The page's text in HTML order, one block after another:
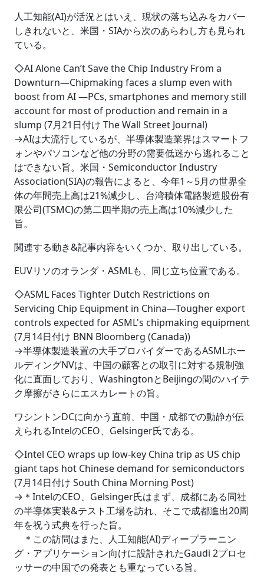
人工知能(AI)が活況とはいえ、現状の落ち込みをカバー
しきれないと、米国・SIAから次のあらわし方も見られ
ている。
◇AI Alone Can’t Save the Chip Industry From a
Downturn―Chipmaking faces a slump even with
boost from AI ―PCs, smartphones and memory still
account for most of production and remain in a
slump (7月21日付け The Wall Street Journal)
→AIは大流行しているが、半導体製造業界はスマートフ
ォンやパソコンなど他の分野の需要低迷から逃れること
はできない旨。米国・Semiconductor Industry
Association(SIA)の報告によると、今年1～5月の世界全
体の年間売上高は21%減少し、台湾積体電路製造股份有
限公司(TSMC)の第二四半期の売上高は10%減少した
旨。
関連する動き&記事内容をいくつか、取り出している。
EUVリソのオランダ・ASMLも、同じ立ち位置である。
◇ASML Faces Tighter Dutch Restrictions on
Servicing Chip Equipment in China―Tougher export
controls expected for ASML's chipmaking equipment
(7月14日付け BNN Bloomberg (Canada))
→半導体製造装置の大手プロバイダーであるASMLホー
ルディングNVは、中国の顧客との取引に対する規制強
化に直面しており、WashingtonとBeijingの間のハイテ
ク摩擦がさらにエスカレートの旨。
ワシントンDCに向かう直前、中国・成都での動静が伝
えられるIntelのCEO、Gelsinger氏である。
◇Intel CEO wraps up low-key China trip as US chip
giant taps hot Chinese demand for semiconductors
(7月14日付け South China Morning Post)
→＊IntelのCEO、Gelsinger氏はまず、成都にある同社
の半導体実装&テスト工場を訪れ、そこで成都進出20周
年を祝う式典を行った旨。
＊この訪問はまた、人工知能(AI)ディープラーニン
グ・アプリケーション向けに設計されたGaudi 2プロセ
ッサーの中国での発表とも重なっている旨。